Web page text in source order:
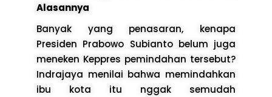
Alasannya
Banyak yang penasaran, kenapa
Presiden Prabowo Subianto belum juga
meneken Keppres pemindahan tersebut?
Indrajaya menilai bahwa memindahkan
ibu kota itu nggak semudah